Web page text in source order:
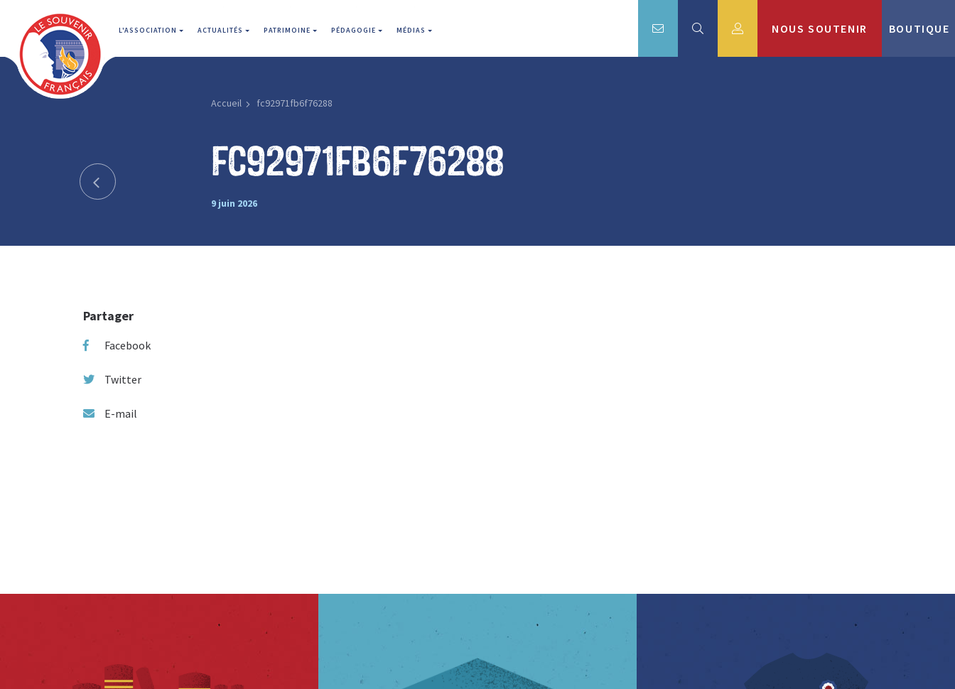
L'ASSOCIATION ACTUALITÉS PATRIMOINE PÉDAGOGIE MÉDIAS NOUS SOUTENIR BOUTIQUE
Accueil fc92971fb6f76288
fc92971fb6f76288
9 juin 2026
Partager
Facebook
Twitter
E-mail